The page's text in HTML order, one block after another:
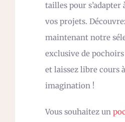
tailles pour s’adapter
vos projets.
maintenant notre
exclusive de
et laissez libre cours
imagination !
Vous souhaitez un